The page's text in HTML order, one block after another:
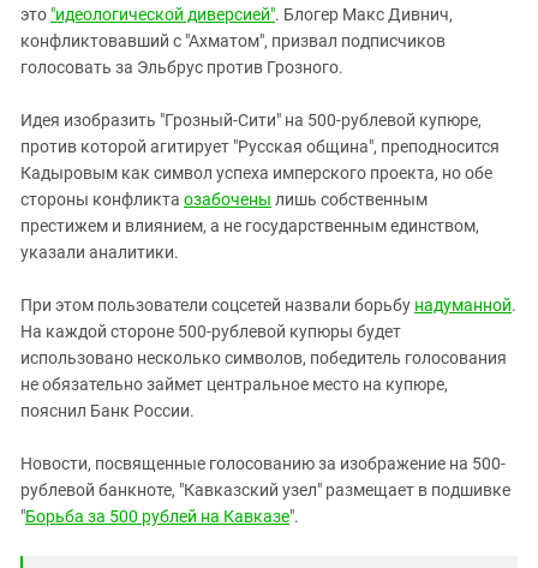
это "идеологической диверсией". Блогер Макс Дивнич,
конфликтовавший с "Ахматом", призвал подписчиков
голосовать за Эльбрус против Грозного.
Идея изобразить "Грозный-Сити" на 500-рублевой купюре,
против которой агитирует "Русская община", преподносится
Кадыровым как символ успеха имперского проекта, но обе
стороны конфликта озабочены лишь собственным
престижем и влиянием, а не государственным единством,
указали аналитики.
При этом пользователи соцсетей назвали борьбу надуманной.
На каждой стороне 500-рублевой купюры будет
использовано несколько символов, победитель голосования
не обязательно займет центральное место на купюре,
пояснил Банк России.
Новости, посвященные голосованию за изображение на 500-
рублевой банкноте, "Кавказский узел" размещает в подшивке
"Борьба за 500 рублей на Кавказе".